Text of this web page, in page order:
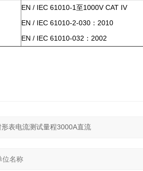
EN / IEC 61010-1至 1000V CAT IV
EN / IEC 61010-2-030 ：2010
EN / IEC 61010-032 ：2002